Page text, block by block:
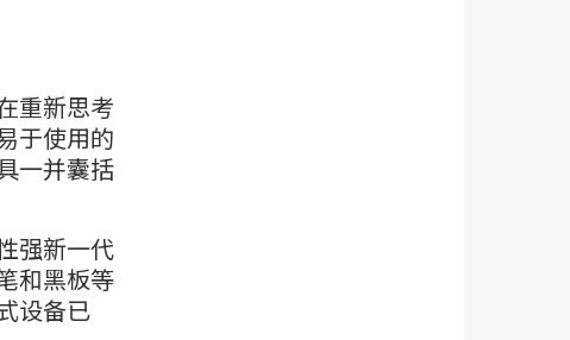
重新思考
于使用的
一并囊括
强新一代
和黑板等
设备已